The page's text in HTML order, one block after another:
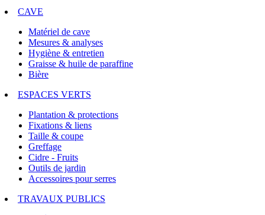
CAVE
Matériel de cave
Mesures & analyses
Hygiène & entretien
Graisse & huile de paraffine
Bière
ESPACES VERTS
Plantation & protections
Fixations & liens
Taille & coupe
Greffage
Cidre - Fruits
Outils de jardin
Accessoires pour serres
TRAVAUX PUBLICS